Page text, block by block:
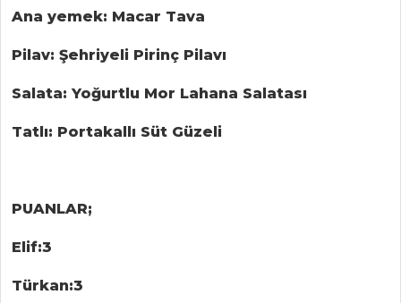
Aktüel
Chefs
Haber
Tüm
Kategoriler
İÇECEKLER
Ana yemek: Macar Tava
Pilav: Şehriyeli Pirinç Pilavı
Salata: Yoğurtlu Mor Lahana Salatası
Tatlı: Portakallı Süt Güzeli
PUANLAR;
Elif:3
Türkan:3